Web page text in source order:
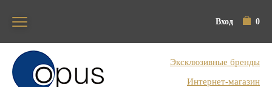
Вход 0
Блок поиска
Эксклюзивные бренды
Интернет-магазин